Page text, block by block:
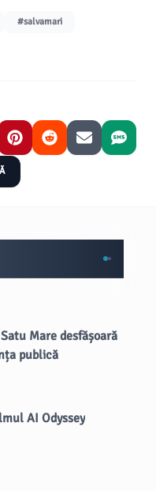
#salvamari
Mare desfășoară
publică
AI Odyssey